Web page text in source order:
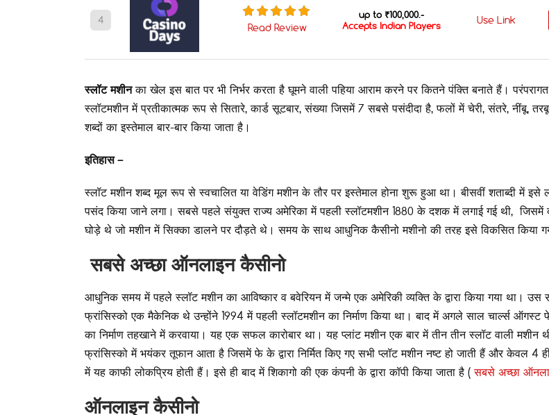
4
Read Review
up to ₹100,000.-
Accepts Indian Players
Use Link
स्लॉट मशीनका खेल इस बात पर भी निर्भर करता है घूमने वाली पहिया आराम करने पर कितने पंक्ति बनाते हैं।
स्लॉटमशीन में प्रतीकात्मक रूप से सितारे, कार्ड सूटबार, संख्या जिसमें 7 सबसे पसंदीदा है, फलों में चेरी, संतरे, नींबू,
शब्दों का इस्तेमाल बार-बार किया जाता है।
इतिहास –
स्लॉट मशीन शब्द मूल रूप से स्वचालित या वेडिंग मशीन के तौर पर इस्तेमाल होना शुरू हुआ था। बीसवीं शताब्दी में
पसंद किया जाने लगा। सबसे पहले संयुक्त राज्य अमेरिका में पहली स्लॉटमशीन 1880 के दशक में लगाई गई थी, जिसमें
घोड़े थे जो मशीन में सिक्का डालने पर दौड़ते थे। समय के साथ आधुनिक कैसीनो मशीनो की तरह इसे विकसित किया
सबसे अच्छा ऑनलाइन कैसीनो
आधुनिक समय में पहले स्लॉट मशीन का आविष्कार व बवेरियन में जन्मे एक अमेरिकी व्यक्ति के द्वारा किया गया था।
फ्रांसिस्को एक मैकेनिक थे उन्होंने 1994 में पहली स्लॉटमशीन का निर्माण किया था। बाद में अगले साल चार्ल्स ऑगस्ट
का निर्माण तहखाने में करवाया। यह एक सफल कारोबार था। यह प्लांट मशीन एक बार में तीन तीन स्लॉट वाली मशीन
फ्रांसिस्को में भयंकर तूफान आता है जिसमें फे के द्वारा निर्मित किए गए सभी प्लॉट मशीन नष्ट हो जाती हैं और केवल 4
में यह काफी लोकप्रिय होती हैं। इसे ही बाद में शिकागो की एक कंपनी के द्वारा कॉपी किया जाता है (सबसे अच्छा
ऑनलाइन कैसीनो